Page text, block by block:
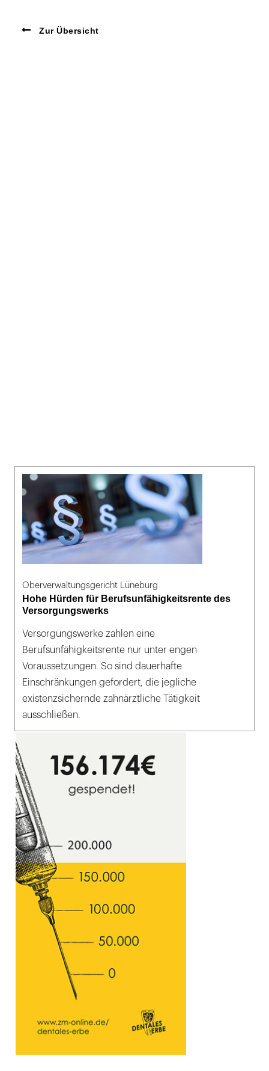
Zur Übersicht
Oberverwaltungsgericht Lüneburg
Hohe Hürden für Berufsunfähigkeitsrente des
Versorgungswerks
Versorgungswerke zahlen eine
Berufsunfähigkeitsrente nur unter engen
Voraussetzungen. So sind dauerhafte
Einschränkungen gefordert, die jegliche
existenzsichernde zahnärztliche Tätigkeit
ausschließen.